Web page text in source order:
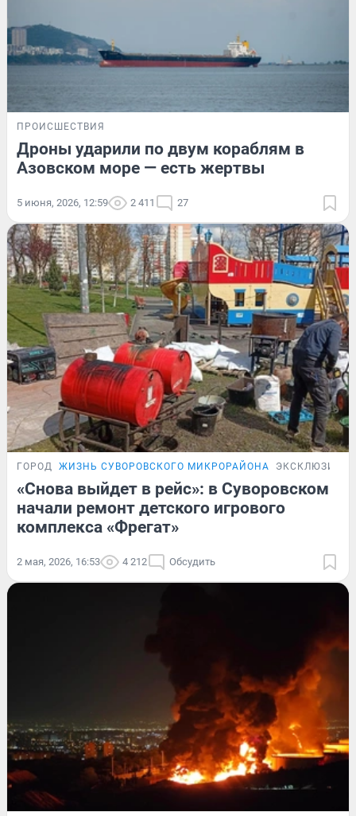
ПРОИСШЕСТВИЯ
Дроны ударили по двум кораблям в
Азовском море — есть жертвы
5 июня, 2026, 12:59 2 411 27
ГОРОД ЖИЗНЬ СУВОРОВСКОГО МИКРОРАЙОНА ЭКСКЛЮЗИВ
«Снова выйдет в рейс»: в Суворовском
начали ремонт детского игрового
комплекса «Фрегат»
2 мая, 2026, 16:53 4 212 Обсудить